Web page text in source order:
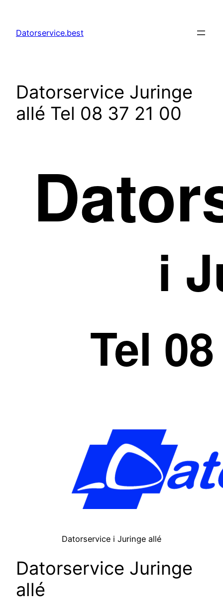
innehåll
Datorservice.best
Datorservice Juringe
allé Tel 08 37 21 00
Datorservice i Juringe allé
Datorservice Juringe
allé